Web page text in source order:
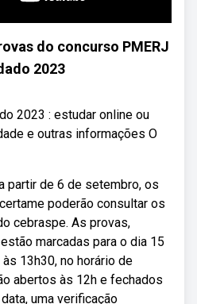
do concurso PMERJ
2023
2023 : estudar online ou
e outras informações O
partir de 6 de setembro, os
poderão consultar os
cebraspe. As provas,
marcadas para o dia 15
13h30, no horário de
abertos às 12h e fechados
uma verificação